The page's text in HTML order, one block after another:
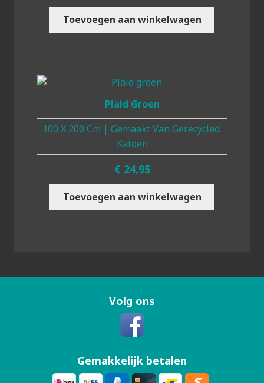
Toevoegen aan winkelwagen
Plaid Groen
100 X 200 Cm | Gemaakt Van Gerecycled
Katoen
€ 24,95
Toevoegen aan winkelwagen
Volg ons
Gemakkelijk betalen